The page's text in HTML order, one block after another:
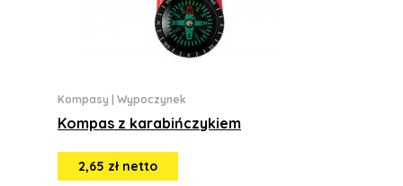
Kompasy Wypoczynek
Kompas z karabińczykiem
2,65 zł netto